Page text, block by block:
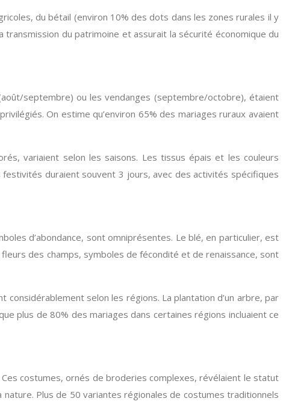
du bétail (environ 10% des dots dans les zones rurales il y
du patrimoine et assurait la sécurité économique du
septembre) ou les vendanges (septembre/octobre), étaient
On estime qu’environ 65% des mariages ruraux avaient
variaient selon les saisons. Les tissus épais et les couleurs
duraient souvent 3 jours, avec des activités spécifiques
d’abondance, sont omniprésentes. Le blé, en particulier, est
des champs, symboles de fécondité et de renaissance, sont
selon les régions. La plantation d’un arbre, par
plus de 80% des mariages dans certaines régions incluaient ce
costumes, ornés de broderies complexes, révélaient le statut
Plus de 50 variantes régionales de costumes traditionnels